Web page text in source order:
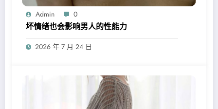
Admin 0
坏情绪也会影响男人的性能力
2026 年 7 月 24 日